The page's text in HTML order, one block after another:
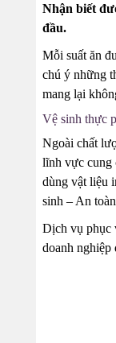
Nhận biết
đầu.
Mỗi suất ăn
chú ý những
mang lại
Vệ sinh thực
Ngoài chất
lĩnh vực cung
dùng vật liệu
sinh – An
Dịch vụ phục
doanh nghiệp